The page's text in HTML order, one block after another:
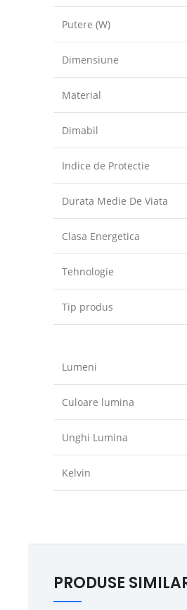
Putere (W)
Dimensiune
Material
Dimabil
Indice de Protectie
Durata Medie De Viata
Clasa Energetica
Tehnologie
Tip produs
Lumeni
Culoare lumina
Unghi Lumina
Kelvin
PRODUSE